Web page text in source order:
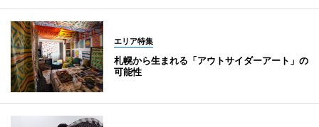
エリア特集
札幌から生まれる「アウトサイダーアート」の
可能性